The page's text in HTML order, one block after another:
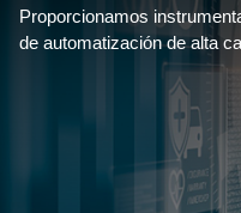
Proporcionamos
de automatización de alta